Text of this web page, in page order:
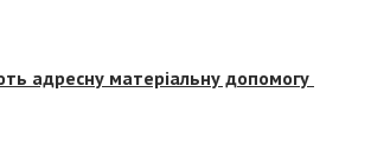
адресну матеріальну допомогу